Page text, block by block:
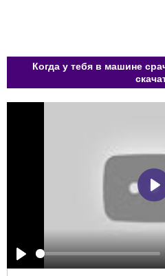
Когда у тебя в машине
Play